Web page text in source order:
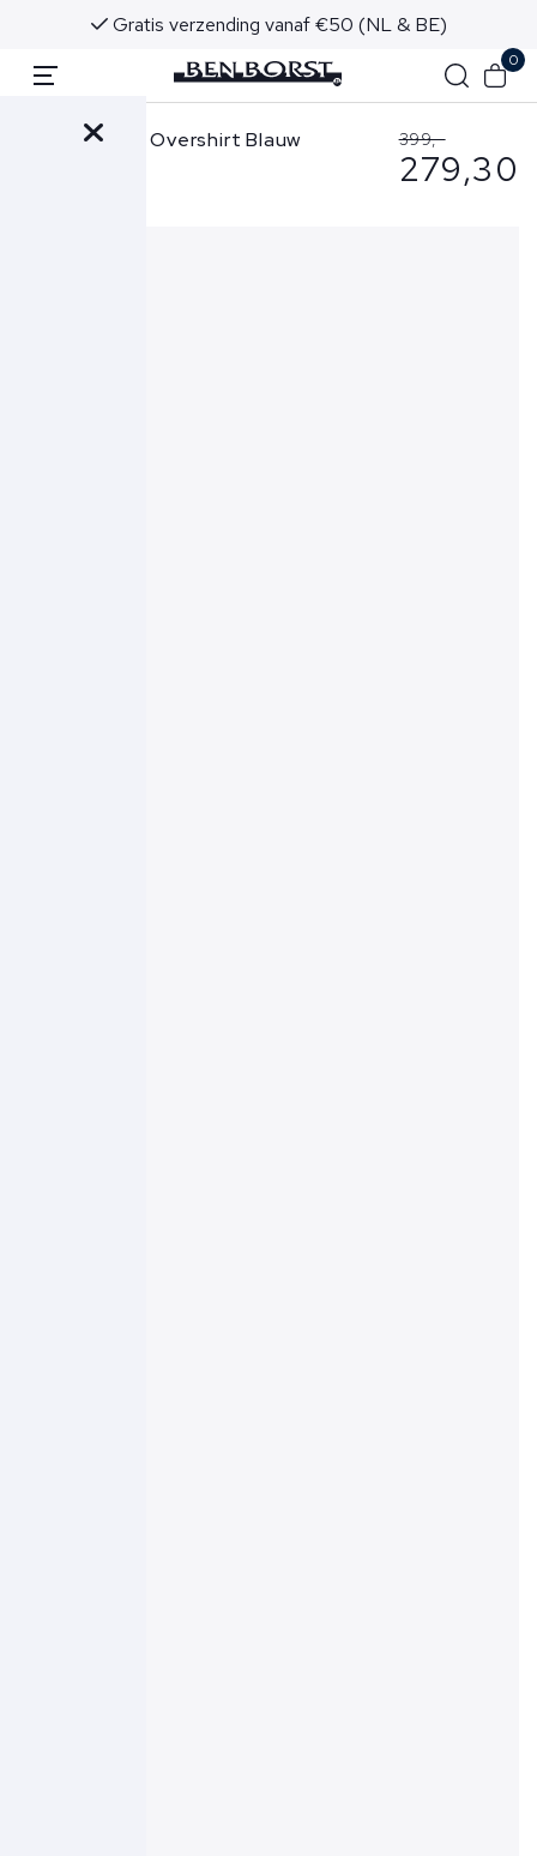
Gratis verzending vanaf €50 (NL & BE)
0
Pietra Salata Overshirt Blauw 399,-
279,30